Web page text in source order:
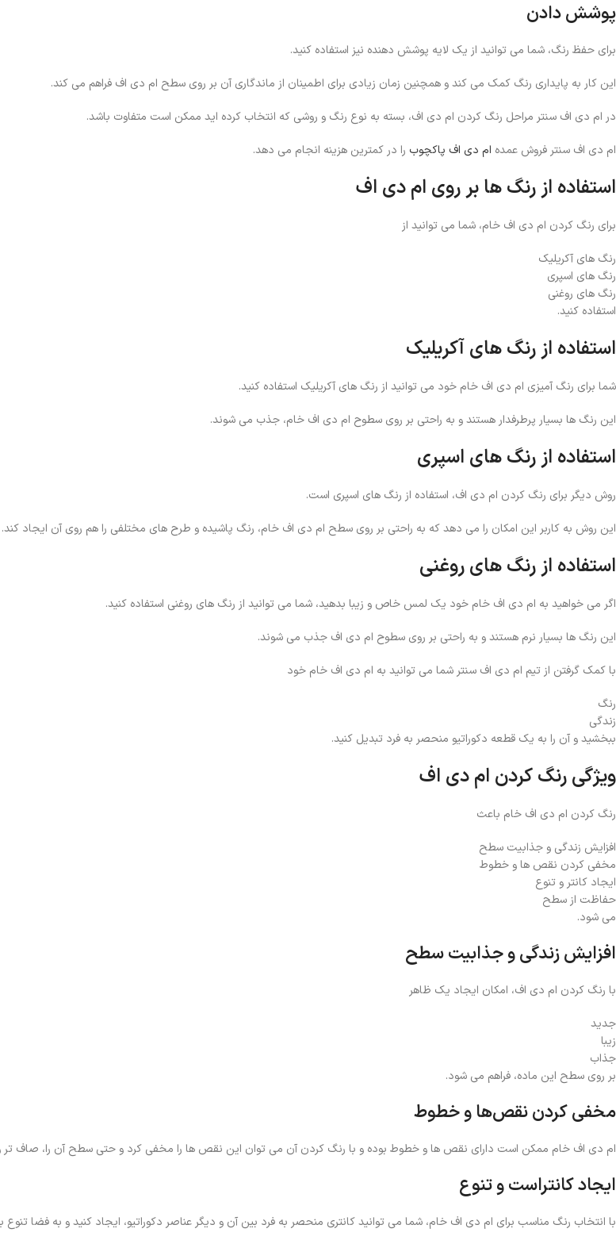
پوشش دادن
برای حفظ رنگ، شما می توانید از یک لایه پوشش دهنده نیز استفاده کنید.
این کار به پایداری رنگ کمک می کند و همچنین زمان زیادی برای اطمینان از ماندگاری آن بر روی سطح ام دی اف فراهم می کند.
در ام دی اف سنتر مراحل رنگ کردن ام دی اف، بسته به نوع رنگ و روشی که انتخاب کرده اید ممکن است متفاوت باشد.
ام دی اف سنتر فروش عمده ام دی اف پاکچوب را در کمترین هزینه انجام می دهد.
استفاده از رنگ ها بر روی ام دی اف
برای رنگ کردن ام دی اف خام، شما می توانید از
رنگ های آکریلیک
رنگ های اسپری
رنگ های روغنی
استفاده کنید.
استفاده از رنگ های آکریلیک
شما برای رنگ آمیزی ام دی اف خام خود می توانید از رنگ های آکریلیک استفاده کنید.
این رنگ ها بسیار پرطرفدار هستند و به راحتی بر روی سطوح ام دی اف خام، جذب می شوند.
استفاده از رنگ های اسپری
روش دیگر برای رنگ کردن ام دی اف، استفاده از رنگ های اسپری است.
این روش به کاربر این امکان را می ‌دهد که به راحتی بر روی سطح ام دی اف خام، رنگ پاشیده و طرح های مختلفی را هم روی آن ایجاد کند.
استفاده از رنگ های روغنی
اگر می خواهید به ام دی اف خام خود یک لمس خاص و زیبا بدهید، شما می توانید از رنگ های روغنی استفاده کنید.
این رنگ ها بسیار نرم هستند و به راحتی بر روی سطوح ام دی اف جذب می شوند.
با کمک گرفتن از تیم ام دی اف سنتر شما می ‌توانید به ام دی اف خام خود
رنگ
زندگی
ببخشید و آن را به یک قطعه دکوراتیو منحصر به فرد تبدیل کنید.
ویژگی رنگ کردن ام دی اف
رنگ کردن ام دی اف خام باعث
افزایش زندگی و جذابیت سطح
مخفی کردن نقص ها و خطوط
ایجاد کانتر و تنوع
حفاظت از سطح
می شود.
افزایش زندگی و جذابیت سطح
با رنگ کردن ام دی اف، امکان ایجاد یک ظاهر
جدید
زیبا
جذاب
بر روی سطح این ماده، فراهم می ‌شود.
مخفی کردن نقص‌ها و خطوط
ام دی اف خام ممکن است دارای نقص ها و خطوط بوده و با رنگ کردن آن می ‌توان این نقص ها را مخفی کرد و حتی سطح آن را، صاف تر و
ایجاد کانتراست و تنوع
با انتخاب رنگ مناسب برای ام دی اف خام، شما می ‌توانید کانتری منحصر به فرد بین آن و دیگر عناصر دکوراتیو، ایجاد کنید و به فضا تنوع